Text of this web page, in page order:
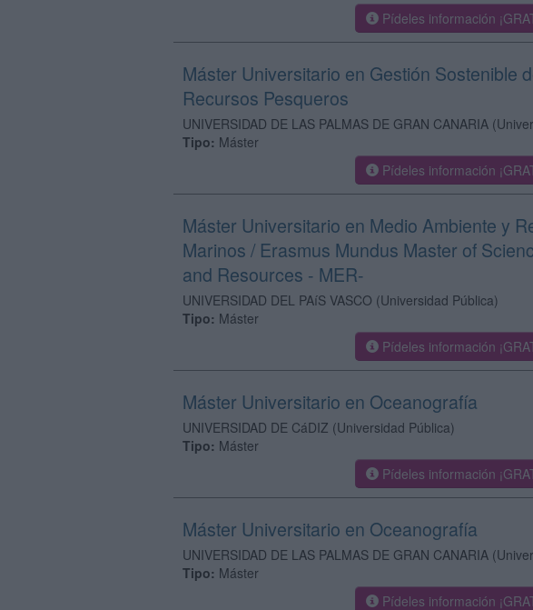
Pídeles información
Máster Universitario en Gestión Sostenible
Recursos Pesqueros
UNIVERSIDAD DE LAS PALMAS DE GRAN CANARIA
Tipo: Máster
Pídeles información
Máster Universitario en Medio Ambiente y
Marinos / Erasmus Mundus Master of
and Resources - MER-
UNIVERSIDAD DEL PAíS VASCO (Universidad Pública)
Tipo: Máster
Pídeles información
Máster Universitario en Oceanografía
UNIVERSIDAD DE CáDIZ (Universidad Pública)
Tipo: Máster
Pídeles información
Máster Universitario en Oceanografía
UNIVERSIDAD DE LAS PALMAS DE GRAN CANARIA
Tipo: Máster
Pídeles información